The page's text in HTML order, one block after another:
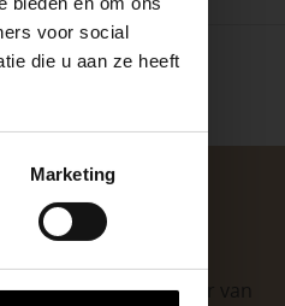
voor social
die u aan ze heeft
Marketing
leverancier van
jouw